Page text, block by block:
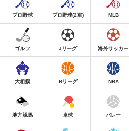
プロ野球 プロ野球(2軍) MLB
ゴルフ Jリーグ 海外サッカー
大相撲 Bリーグ NBA
地方競馬 卓球 バレー